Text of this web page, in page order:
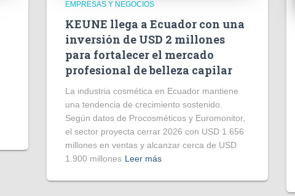
EMPRESAS Y NEGOCIOS
KEUNE llega a Ecuador con una
inversión de USD 2 millones
para fortalecer el mercado
profesional de belleza capilar
La industria cosmética en Ecuador mantiene
una tendencia de crecimiento sostenido.
Según datos de Procosméticos y Euromonitor,
el sector proyecta cerrar 2026 con USD 1.656
millones en ventas y alcanzar cerca de USD
1.900 millones Leer más